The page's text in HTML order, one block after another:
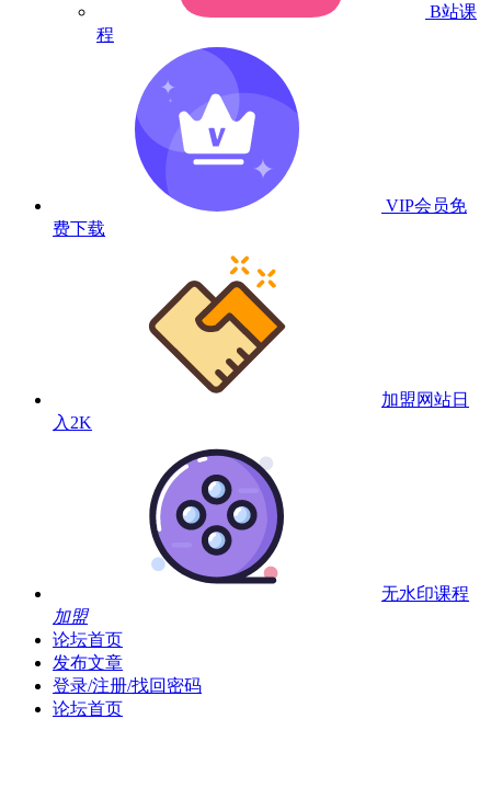
B站课
程
VIP会员免
费下载
加盟网站日
入2K
无水印课程
加盟
论坛首页
发布文章
登录/注册/找回密码
论坛首页